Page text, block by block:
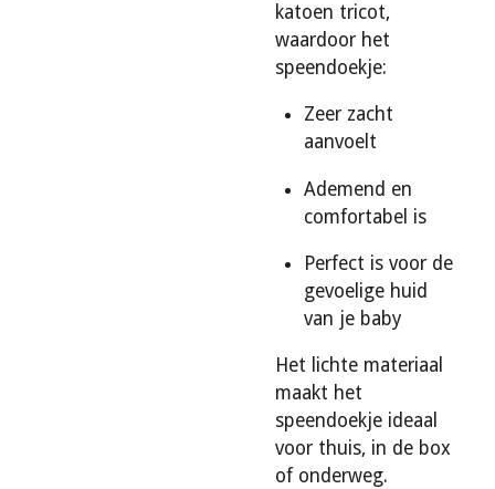
katoen tricot,
waardoor het
speendoekje:
Zeer zacht
aanvoelt
Ademend en
comfortabel is
Perfect is voor de
gevoelige huid
van je baby
Het lichte materiaal
maakt het
speendoekje ideaal
voor thuis, in de box
of onderweg.